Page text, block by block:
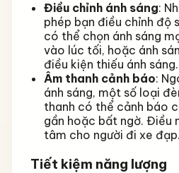
Điều chỉnh ánh sáng:
phép bạn điều chỉnh độ
có thể chọn ánh sáng
vào lúc tối, hoặc ánh
điều kiện thiếu ánh sáng.
Âm thanh cảnh báo:
ánh sáng, một số loại
thanh có thể cảnh báo
gần hoặc bất ngờ. Điều
tâm cho người đi xe đạp.
Tiết kiệm năng lượng